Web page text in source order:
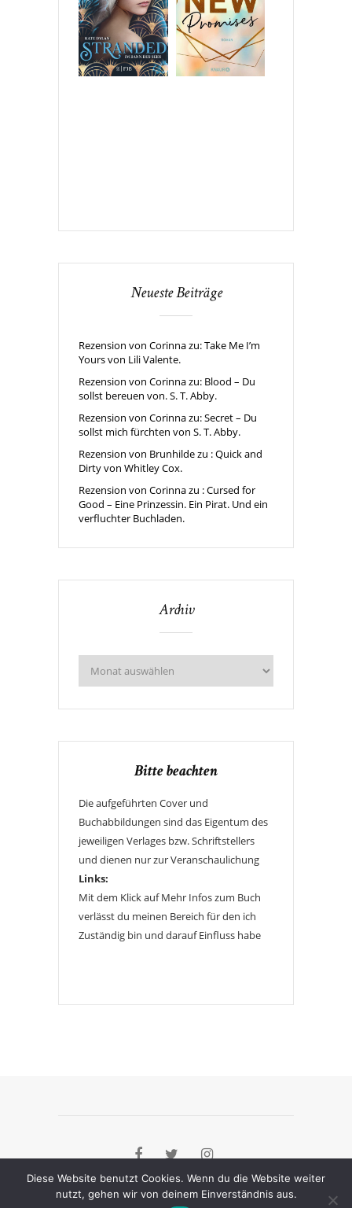
Neueste Beiträge
Rezension von Corinna zu: Take Me I’m
Yours von Lili Valente.
Rezension von Corinna zu: Blood – Du
sollst bereuen von. S. T. Abby.
Rezension von Corinna zu: Secret – Du
sollst mich fürchten von S. T. Abby.
Rezension von Brunhilde zu : Quick and
Dirty von Whitley Cox.
Rezension von Corinna zu : Cursed for
Good – Eine Prinzessin. Ein Pirat. Und ein
verfluchter Buchladen.
Archiv
Bitte beachten
Die aufgeführten Cover und
Buchabbildungen sind das Eigentum des
jeweiligen Verlages bzw. Schriftstellers
und dienen nur zur Veranschaulichung
Links:
Mit dem Klick auf Mehr Infos zum Buch
verlässt du meinen Bereich für den ich
Zuständig bin und darauf Einfluss habe
[instagram-feed]
Diese Website benutzt Cookies. Wenn du die Website weiter
nutzt, gehen wir von deinem Einverständnis aus.